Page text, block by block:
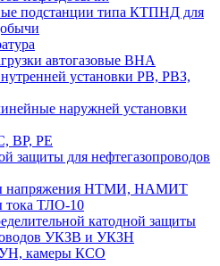
подстанции типа КТПНД для
автогазовые ВНА
установки РВ, РВЗ,
наружней установки
ВР, РЕ
защиты для нефтегазопроводов
напряжения НТМИ, НАМИТ
тока ТЛО-10
катодной защиты
УКЗВ и УКЗН
камеры КСО